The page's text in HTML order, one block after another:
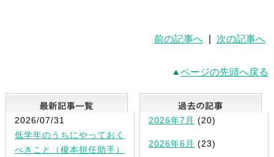
前の記事へ 次の記事へ
ページの先頭へ戻る
最新記事一覧
2026/07/31
低学年のうちにやっておく
べきこと（榎本担任助手）
2026年7月 (20)
2026年6月 (23)